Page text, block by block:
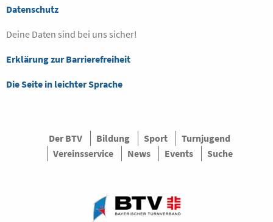
Datenschutz
Deine Daten sind bei uns sicher!
Erklärung zur Barrierefreiheit
Die Seite in leichter Sprache
Der BTV Bildung Sport
Turnjugend
Vereinsservice
News Events Suche